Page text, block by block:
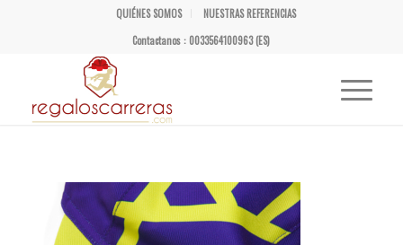
QUIÉNES SOMOS
NUESTRAS REFERENCIAS
Contactanos : 0033564100963 (ES)